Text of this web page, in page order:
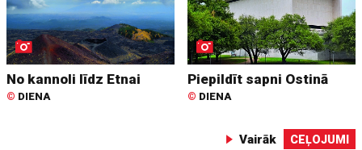
No kannoli līdz Etnai
© DIENA
Piepildīt sapni Ostinā
© DIENA
Vairāk CEĻOJUMI